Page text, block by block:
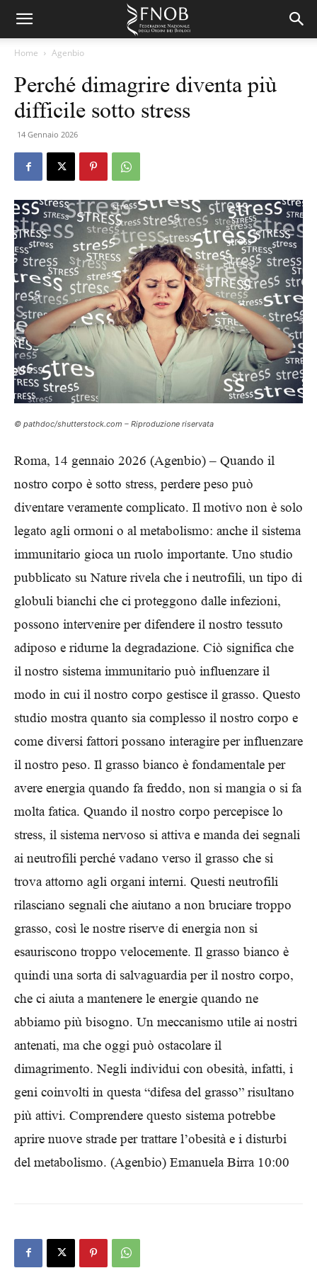
Home Agenbio
Perché dimagrire diventa più
difficile sotto stress
14 Gennaio 2026
© pathdoc/shutterstock.com – Riproduzione riservata
Roma, 14 gennaio 2026 (Agenbio) – Quando il
nostro corpo è sotto stress, perdere peso può
diventare veramente complicato. Il motivo non è solo
legato agli ormoni o al metabolismo: anche il sistema
immunitario gioca un ruolo importante. Uno studio
pubblicato su Nature rivela che i neutrofili, un tipo di
globuli bianchi che ci proteggono dalle infezioni,
possono intervenire per difendere il nostro tessuto
adiposo e ridurne la degradazione. Ciò significa che
il nostro sistema immunitario può influenzare il
modo in cui il nostro corpo gestisce il grasso. Questo
studio mostra quanto sia complesso il nostro corpo e
come diversi fattori possano interagire per influenzare
il nostro peso. Il grasso bianco è fondamentale per
avere energia quando fa freddo, non si mangia o si fa
molta fatica. Quando il nostro corpo percepisce lo
stress, il sistema nervoso si attiva e manda dei segnali
ai neutrofili perché vadano verso il grasso che si
trova attorno agli organi interni. Questi neutrofili
rilasciano segnali che aiutano a non bruciare troppo
grasso, così le nostre riserve di energia non si
esauriscono troppo velocemente. Il grasso bianco è
quindi una sorta di salvaguardia per il nostro corpo,
che ci aiuta a mantenere le energie quando ne
abbiamo più bisogno. Un meccanismo utile ai nostri
antenati, ma che oggi può ostacolare il
dimagrimento. Negli individui con obesità, infatti, i
geni coinvolti in questa “difesa del grasso” risultano
più attivi. Comprendere questo sistema potrebbe
aprire nuove strade per trattare l’obesità e i disturbi
del metabolismo. (Agenbio) Emanuela Birra 10:00